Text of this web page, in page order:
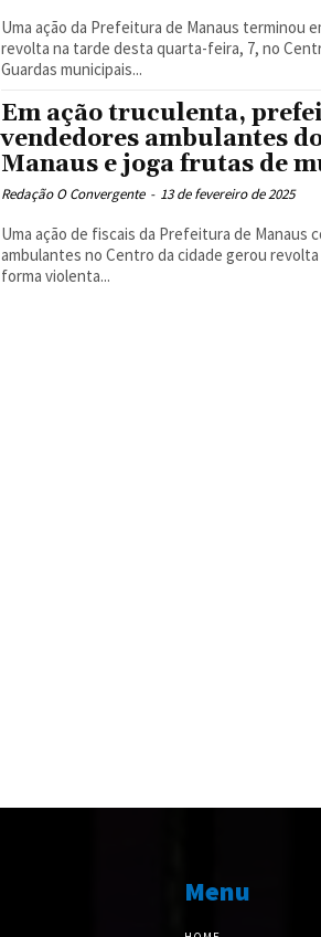
Uma ação da Prefeitura de Manaus terminou
revolta na tarde desta quarta-feira, 7, no
Guardas municipais...
Em ação truculenta,
vendedores ambulantes
Manaus e joga frutas de
Redação O Convergente - 13 de fevereiro de 2025
Uma ação de fiscais da Prefeitura de Manaus
ambulantes no Centro da cidade gerou
forma violenta...
Menu